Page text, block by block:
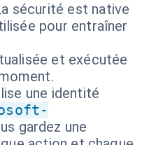
sécurité est native
pour entraîner
et exécutée
une identité
gardez une